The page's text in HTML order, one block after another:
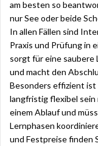
am besten so
nur See oder beide
In allen Fällen sind
Praxis und Prüfung in
sorgt für eine saubere
und macht den
Besonders effizient ist
langfristig flexibel sein
einem Ablauf und
Lernphasen
und Festpreise finden